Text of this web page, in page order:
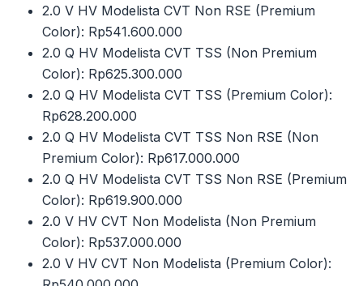
2.0 V HV Modelista CVT Non RSE (Premium
Color): Rp541.600.000
2.0 Q HV Modelista CVT TSS (Non Premium
Color): Rp625.300.000
2.0 Q HV Modelista CVT TSS (Premium Color):
Rp628.200.000
2.0 Q HV Modelista CVT TSS Non RSE (Non
Premium Color): Rp617.000.000
2.0 Q HV Modelista CVT TSS Non RSE (Premium
Color): Rp619.900.000
2.0 V HV CVT Non Modelista (Non Premium
Color): Rp537.000.000
2.0 V HV CVT Non Modelista (Premium Color):